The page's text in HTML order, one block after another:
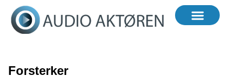
Hopp
rett
Forsterker